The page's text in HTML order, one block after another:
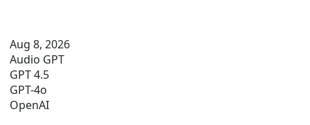
Aug 8, 2026
Audio GPT
GPT 4.5
GPT-4o
OpenAI